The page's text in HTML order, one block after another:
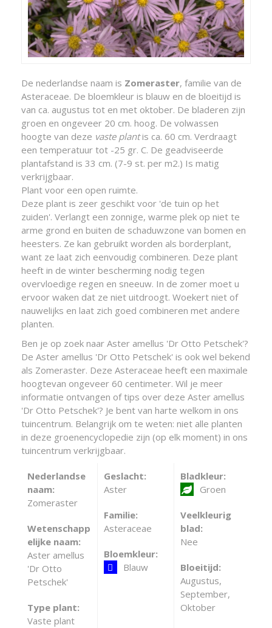
De nederlandse naam is Zomeraster, familie van de
Asteraceae. De bloemkleur is blauw en de bloeitijd is
van ca. augustus tot en met oktober. De bladeren zijn
groen en ongeveer 20 cm. hoog. De volwassen
hoogte van deze vaste plantis ca. 60 cm. Verdraagt
een temperatuur tot -25 gr. C. De geadviseerde
plantafstand is 33 cm. (7-9 st. per m2.) Is matig
verkrijgbaar.
Plant voor een open ruimte.
Deze plant is zeer geschikt voor 'de tuin op het
zuiden'. Verlangt een zonnige, warme plek op niet te
arme grond en buiten de schaduwzone van bomen en
heesters. Ze kan gebruikt worden als borderplant,
want ze laat zich eenvoudig combineren. Deze plant
heeft in de winter bescherming nodig tegen
overvloedige regen en sneeuw. In de zomer moet u
ervoor waken dat ze niet uitdroogt. Woekert niet of
nauwelijks en laat zich goed combineren met andere
planten.
Ben je op zoek naar Aster amellus 'Dr Otto Petschek'?
De Aster amellus 'Dr Otto Petschek' is ook wel bekend
als Zomeraster. Deze Asteraceae heeft een maximale
hoogtevan ongeveer 60 centimeter. Wil je meer
informatie ontvangen of tips over deze Aster amellus
'Dr Otto Petschek'? Je bent van harte welkom in ons
tuincentrum. Belangrijk om te weten: niet alle planten
in deze groenencyclopedie zijn (op elk moment) in ons
tuincentrum verkrijgbaar.
Nederlandse
naam:
Zomeraster
Wetenschapp
elijke naam:
Aster amellus
'Dr Otto
Petschek'
Type plant:
Vaste plant
Geslacht:
Aster
Familie:
Asteraceae
Bloemkleur:
Blauw
Bladkleur:
Groen
Veelkleurig
blad:
Nee
Bloeitijd:
Augustus,
September,
Oktober